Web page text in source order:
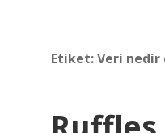
Etiket:Veri nedir